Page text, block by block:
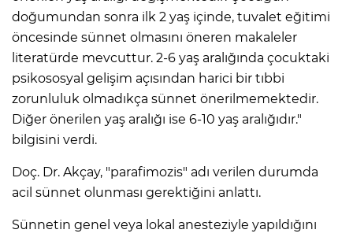
doğumundan sonra ilk 2 yaş içinde, tuvalet eğitimi
öncesinde sünnet olmasını öneren makaleler
literatürde mevcuttur. 2-6 yaş aralığında çocuktaki
psikososyal gelişim açısından harici bir tıbbi
zorunluluk olmadıkça sünnet önerilmemektedir.
Diğer önerilen yaş aralığı ise 6-10 yaş aralığıdır."
bilgisini verdi.
Doç. Dr. Akçay, "parafimozis" adı verilen durumda
acil sünnet olunması gerektiğini anlattı.
Sünnetin genel veya lokal anesteziyle yapıldığını